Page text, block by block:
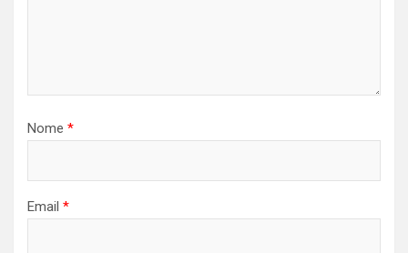
Nome *
Email *